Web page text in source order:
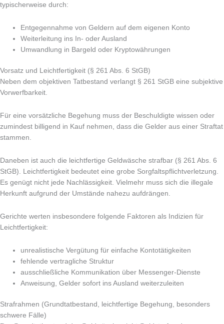
typischerweise durch:
Entgegennahme von Geldern auf dem eigenen Konto
Weiterleitung ins In- oder Ausland
Umwandlung in Bargeld oder Kryptowährungen
Vorsatz und Leichtfertigkeit (§ 261 Abs. 6 StGB)
Neben dem objektiven Tatbestand verlangt § 261 StGB eine subjektive
Vorwerfbarkeit.
Für eine vorsätzliche Begehung muss der Beschuldigte wissen oder
zumindest billigend in Kauf nehmen, dass die Gelder aus einer Straftat
stammen.
Daneben ist auch die leichtfertige Geldwäsche strafbar (§ 261 Abs. 6
StGB). Leichtfertigkeit bedeutet eine grobe Sorgfaltspflichtverletzung.
Es genügt nicht jede Nachlässigkeit. Vielmehr muss sich die illegale
Herkunft aufgrund der Umstände nahezu aufdrängen.
Gerichte werten insbesondere folgende Faktoren als Indizien für
Leichtfertigkeit:
unrealistische Vergütung für einfache Kontotätigkeiten
fehlende vertragliche Struktur
ausschließliche Kommunikation über Messenger-Dienste
Anweisung, Gelder sofort ins Ausland weiterzuleiten
Strafrahmen (Grundtatbestand, leichtfertige Begehung, besonders
schwere Fälle)